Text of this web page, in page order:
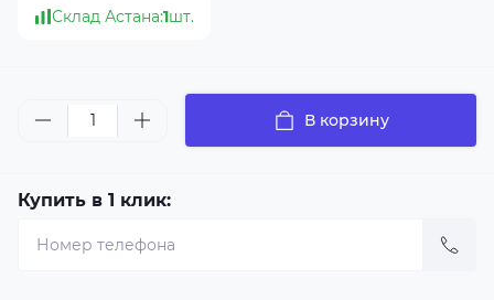
Склад Астана:1шт.
В корзину
Купить в 1 клик: